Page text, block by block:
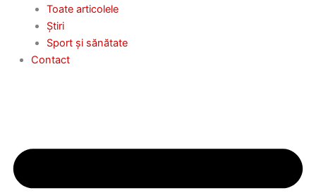
Toate articolele
Știri
Sport și sănătate
Contact